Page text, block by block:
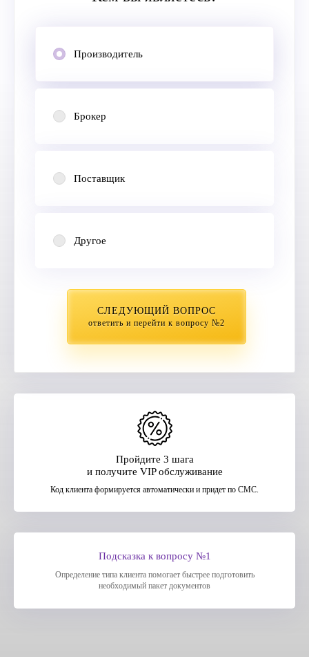
Пройдите 3 шага
и получите VIP обслуживание
Код клиента формируется автоматически и придет по СМС.
Подсказка к вопросу №1
Определение типа клиента помогает быстрее подготовить
необходимый пакет документов
Производитель
Брокер
Поставщик
Другое
СЛЕДУЮЩИЙ ВОПРОС
ответить и перейти к вопросу №2